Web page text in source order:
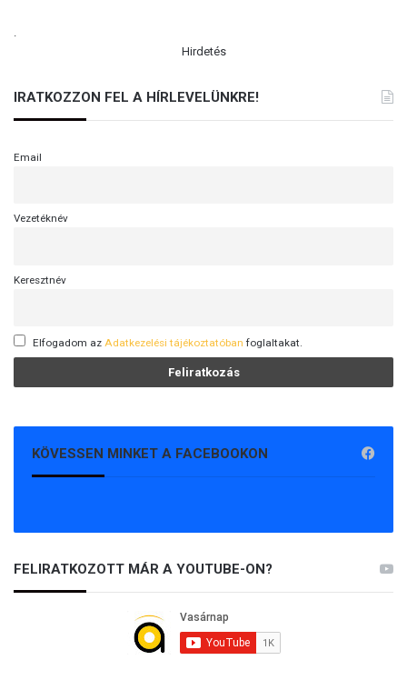
Hirdetés
IRATKOZZON FEL A HÍRLEVELÜNKRE!
Email
Vezetéknév
Keresztnév
Elfogadom az Adatkezelési tájékoztatóban foglaltakat.
KÖVESSEN MINKET A FACEBOOKON
FELIRATKOZOTT MÁR A YOUTUBE-ON?